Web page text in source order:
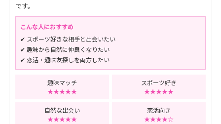
です。
こんな人におすすめ
✔ スポーツ好きな相手と出会いたい
✔ 趣味から自然に仲良くなりたい
✔ 恋活・趣味友探しを両方したい
趣味マッチ
★★★★★
スポーツ好き
★★★★★
自然な出会い
★★★★★
恋活向き
★★★★☆